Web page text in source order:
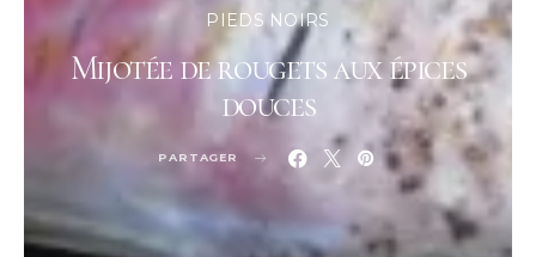
PIEDS NOIRS
Mijotée de rougets aux épices
douces
PARTAGER